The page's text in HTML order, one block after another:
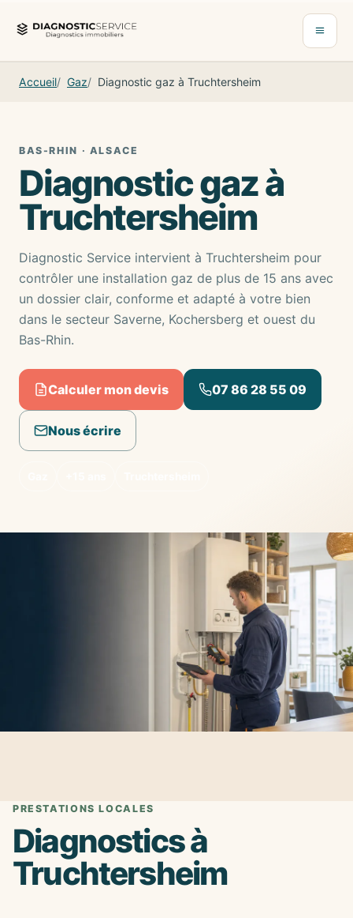
Ouvrir
Accueil Gaz Diagnostic gaz à Truchtersheim
BAS-RHIN · ALSACE
Diagnostic gaz à
Truchtersheim
Diagnostic Service intervient à Truchtersheim pour
contrôler une installation gaz de plus de 15 ans avec
un dossier clair, conforme et adapté à votre bien
dans le secteur Saverne, Kochersberg et ouest du
Bas-Rhin.
Calculer mon devis 07 86 28 55 09
Nous écrire
PRESTATIONS LOCALES
Diagnostics à
Truchtersheim